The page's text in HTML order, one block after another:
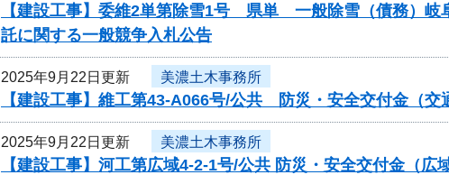
【建設工事】委維2単第除雪1号 県単 一般除雪（債務）岐
託に関する一般競争入札公告
2025年9月22日更新 美濃土木事務所
【建設工事】維工第43-A066号/公共 防災・安全交付金（交
2025年9月22日更新 美濃土木事務所
【建設工事】河工第広域4-2-1号/公共 防災・安全交付金（